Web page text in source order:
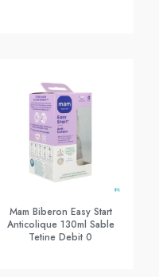
Mam Biberon Easy Start
Anticolique 130ml Sable
Tetine Debit 0